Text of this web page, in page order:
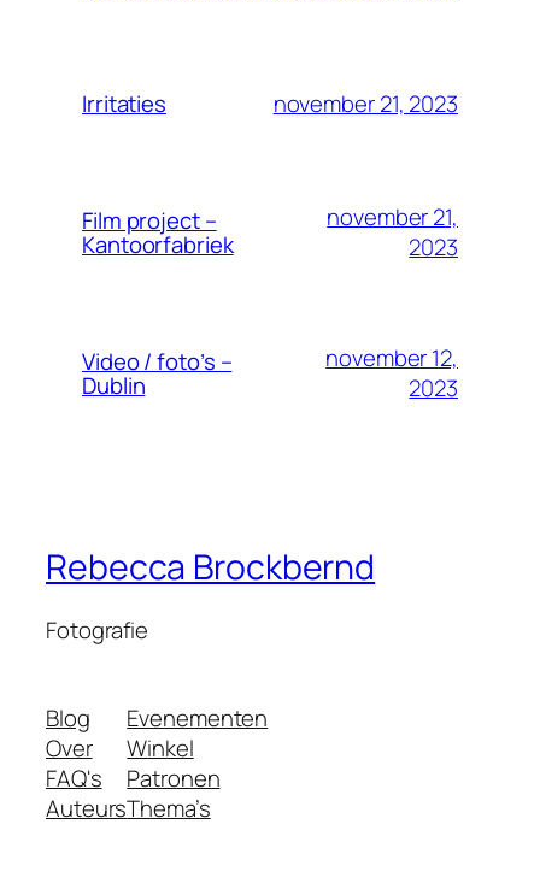
Irritaties november 21, 2023
Film project –
Kantoorfabriek
november 21,
2023
Video / foto’s –
Dublin
november 12,
2023
Rebecca Brockbernd
Fotografie
Blog
Over
FAQ's
Auteurs
Evenementen
Winkel
Patronen
Thema’s